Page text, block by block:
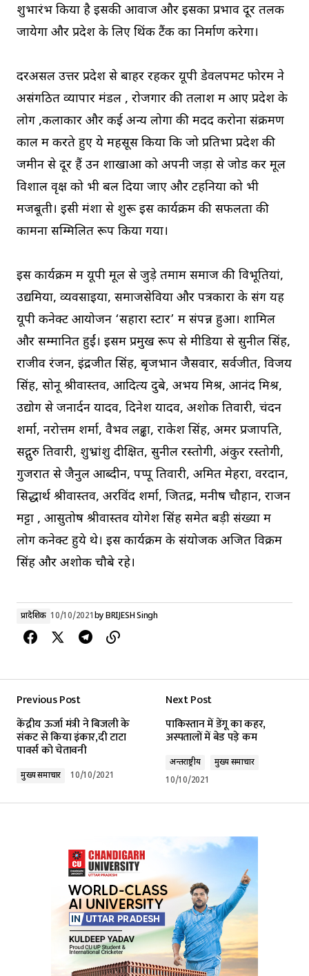
शुभारंभ किया है इसकी आवाज और इसका प्रभाव दूर तलक
जायेगा और प्रदेश के लिए थिंक टैंक का निर्माण करेगा।
दरअसल उत्तर प्रदेश से बाहर रहकर यूपी डेवलपमेंट फोरम ने
असंगठित व्यापार मंडल , रोजगार की तलाश में आए प्रदेश के
लोग ,कलाकार और कई अन्य लोगों की मदद करोना संक्रमण
काल में करते हुए ये महसूस किया कि जो प्रतिभा प्रदेश की
जमीन से दूर हैं उन शाखाओं को अपनी जड़ों से जोड कर मूल
विशाल वृक्ष को भी बल दिया जाए और टहनियों को भी
मजबूती। इसी मंशा से शुरू इस कार्यक्रम की सफलता की
कामना सम्मिलित रूप किया गया।
इस कार्यक्रम में यूपी मूल से जुड़े तमाम समाज की विभूतियां,
उद्यमियों, व्यवसाइयों, समाजसेवियों और पत्रकारों के संग यह
यूपी कनेक्ट आयोजन ‘सहारा स्टार’ में संपन्न हुआ। शामिल
और सम्मानित हुईं। इसमें प्रमुख रूप से मीडिया से सुनील सिंह,
राजीव रंजन, इंद्रजीत सिंह, बृजभान जैसवार, सर्वजीत, विजय
सिंह, सोनू श्रीवास्तव, आदित्य दुबे, अभय मिश्र, आनंद मिश्र,
उद्योग से जनार्दन यादव, दिनेश यादव, अशोक तिवारी, चंदन
शर्मा, नरोत्तम शर्मा, वैभव लढ्ढा, राकेश सिंह, अमर प्रजापति,
सद्गुरु तिवारी, शुभ्रांशु दीक्षित, सुनील रस्तोगी, अंकुर रस्तोगी,
गुजरात से जैनुल आब्दीन, पप्पू तिवारी, अमित मेहरा, वरदान,
सिद्धार्थ श्रीवास्तव, अरविंद शर्मा, जितेंद्र, मनीष चौहान, राजन
मट्टा , आसुतोष श्रीवास्तव योगेश सिंह समेत बड़ी संख्या में
लोग कनेक्ट हुये थे। इस कार्यक्रम के संयोजक अजित विक्रम
सिंह और अशोक चौबे रहे।
प्रादेशिक 10/10/2021byBRIJESH Singh
Previous Post
केंद्रीय ऊर्जा मंत्री ने बिजली के
संकट से किया इंकार,दी टाटा
पावर्स को चेतावनी
मुख्य समाचार 10/10/2021
Next Post
पाकिस्तान में डेंगू का कहर,
अस्पतालों में बेड पड़े कम
अन्तर्राष्ट्रीय
मुख्य समाचार
10/10/2021